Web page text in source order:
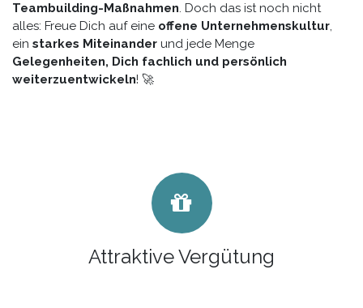
Teambuilding-Maßnahmen. Doch das ist noch nicht
alles: Freue Dich auf eine offene Unternehmenskultur,
ein starkes Miteinander und jede Menge
Gelegenheiten, Dich fachlich und persönlich
weiterzuentwickeln! 🚀
Attraktive Vergütung